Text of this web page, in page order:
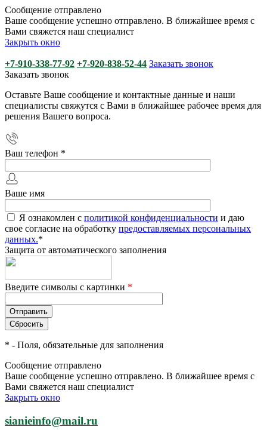
Сообщение отправлено
Ваше сообщение успешно отправлено. В ближайшее время с
Вами свяжется наш специалист
Закрыть окно
+7-910-338-77-92 +7-920-838-52-44 Заказать звонок
Заказать звонок
Оставьте Ваше сообщение и контактные данные и наши
специалисты свяжутся с Вами в ближайшее рабочее время для
решения Вашего вопроса.
Ваш телефон *
Ваше имя
Я ознакомлен с политикой конфиденциальности и даю
свое согласие на обработку предоставляемых персональных
данных.*
Защита от автоматического заполнения
Введите символы с картинки *
* - Поля, обязательные для заполнения
Сообщение отправлено
Ваше сообщение успешно отправлено. В ближайшее время с
Вами свяжется наш специалист
Закрыть окно
sianieinfo@mail.ru